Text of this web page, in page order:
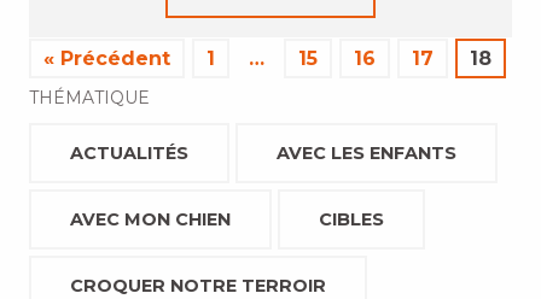
« Précédent 1 … 15 16 17 18
THÉMATIQUE
ACTUALITÉS AVEC LES ENFANTS
AVEC MON CHIEN CIBLES
CROQUER NOTRE TERROIR